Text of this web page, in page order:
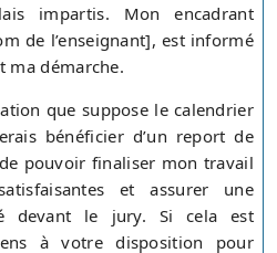
impartis. Mon encadrant
de l’enseignant], est informé
ma démarche.
que suppose le calendrier
bénéficier d’un report de
pouvoir finaliser mon travail
et assurer une
devant le jury. Si cela est
à votre disposition pour